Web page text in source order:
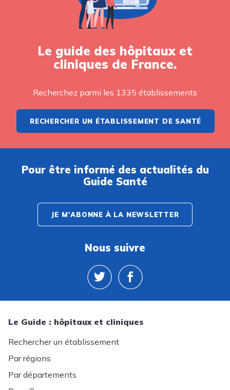
Le guide des hôpitaux et
cliniques de France.
Recherchez parmi les 1335 établissements
RECHERCHER UN ÉTABLISSEMENT DE SANTÉ
Pour être informé des actualités du
Guide Santé
JE M'ABONNE À LA NEWSLETTER
Nous suivre
Le Guide : hôpitaux et cliniques
Rechercher un établissement
Par régions
Par départements